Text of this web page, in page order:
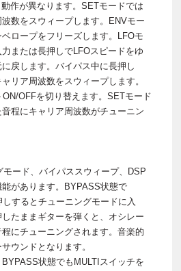
作が異なります。SETモードでは
数をスウィープします。ENVモー
ロープをフリーズします。LFOモ
または長押しでLFOスピードをゆ
戻します。バイパス中に長押し
リア周波数をスウィープします。
ON/OFFを切り替えます。SETモード
程にキャリア周波数がチューニン
モード、バイパススウィープ、DSP
があります。BYPASS状態で
するとチューニングモードに入
たままギターを弾くと、オシレー
にチューニングされます。音楽的
ウンドとなります。
状態でもMULTIスイッチを